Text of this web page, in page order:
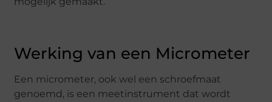
Werking van een Micrometer
Een micrometer, ook wel een schroefmaat
genoemd, is een meetinstrument dat wordt